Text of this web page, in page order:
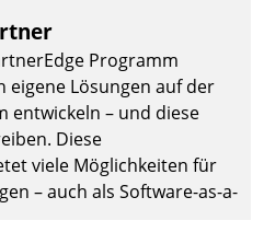
zu viel erwarten: Allein
Software ist es nicht
von Unternehmen
zu hinterfragen
Programm
Lösungen auf der
entwickeln – und diese
Diese
viele Möglichkeiten für
– auch als Software-as-a-